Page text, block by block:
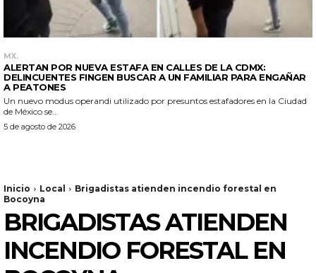
MX.
ALERTAN POR NUEVA ESTAFA EN CALLES DE LA CDMX:
DELINCUENTES FINGEN BUSCAR A UN FAMILIAR PARA ENGAÑAR
A PEATONES
Un nuevo modus operandi utilizado por presuntos estafadores en la Ciudad
de México se...
5 de agosto de 2026